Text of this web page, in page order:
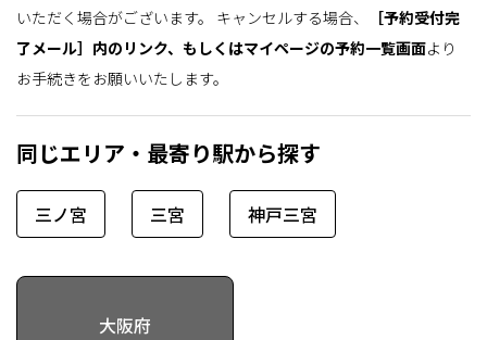
いただく場合がございます。
キャンセルする場合、
［予約受付完
了メール］内のリンク、もしくはマイページの予約一覧画面より
お手続きをお願いいたします。
同じエリア・最寄り駅から探す
三ノ宮 三宮 神戸三宮
大阪府